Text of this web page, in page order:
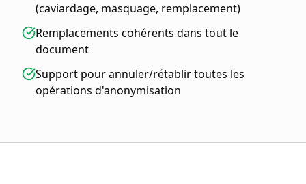
(caviardage, masquage, remplacement)
Remplacements cohérents dans tout le
document
Support pour annuler/rétablir toutes les
opérations d'anonymisation